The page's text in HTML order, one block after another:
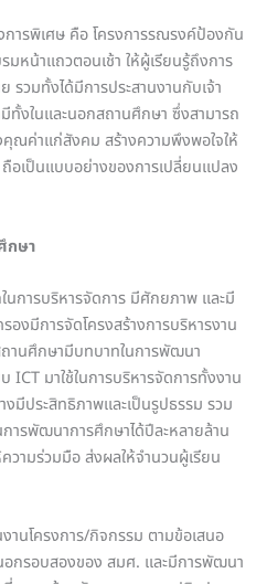
พิเศษ คือ โครงการรณรงค์ป้องกัน
มหน้าแถวตอนเช้า ให้ผู้เรียนรู้ถึงการ
รวมทั้งได้มีการประสานงานกับเจ้า
งในและนอกสถานศึกษา ซึ่งสามารถ
ณค่าแก่สังคม สร้างความพึงพอใจให้
อเป็นแบบอย่างของการเปลี่ยนแปลง
ษา
ารบริหารจัดการ มีศักยภาพ และมี
มีการจัดโครงสร้างการบริหารงาน
านศึกษามีบทบาทในการพัฒนา
มาใช้ในการบริหารจัดการทั้งงาน
มีประสิทธิภาพและเป็นรูปธรรม รวม
ารพัฒนาการศึกษาได้ปีละหลายล้าน
วามร่วมมือ ส่งผลให้จำนวนผู้เรียน
โครงการ/กิจกรรม ตามข้อเสนอ
กรอบสองของ สมศ. และมีการพัฒนา